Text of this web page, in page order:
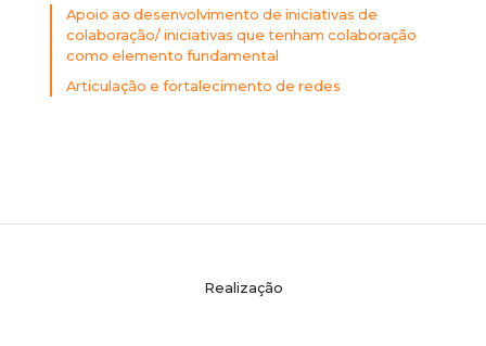
Apoio ao desenvolvimento de iniciativas de
colaboração/ iniciativas que tenham colaboração
como elemento fundamental
Articulação e fortalecimento de redes
Realização